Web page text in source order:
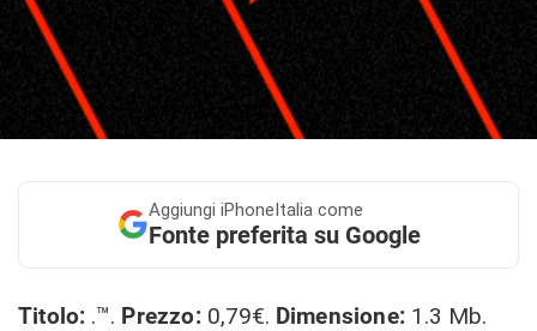
Aggiungi iPhoneItalia come
Fonte preferita su Google
Titolo: .™. Prezzo:0,79€. Dimensione: 1.3 Mb.